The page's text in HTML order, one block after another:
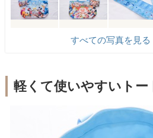
すべての写真を見る
軽くて使いやすいトー